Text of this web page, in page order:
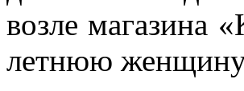
возле магазина
летнюю